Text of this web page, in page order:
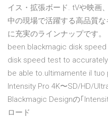
イス・拡張ボード. tVや映画
中の現場で活躍する高品質
に充実のラインナップです
been.blackmagic disk
disk speed test to
be able to.ultimamente il
Intensity Pro 4K〜SD/HD/
Blackmagic Designの｢
ロード